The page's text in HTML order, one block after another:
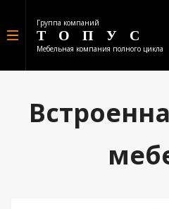
Группа компаний
ТОПУС
Мебельная компания полного цикла